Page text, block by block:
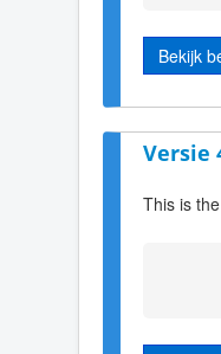
Bekijk
Versie
This is